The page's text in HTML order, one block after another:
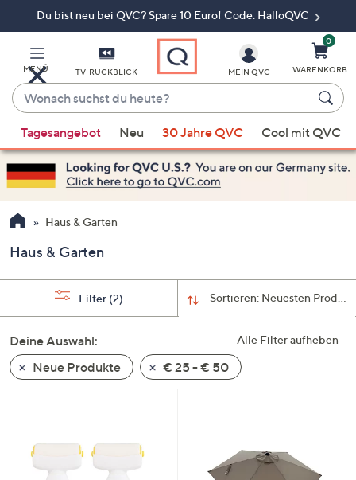
Du bist neu bei QVC? Spare 10 Euro! Code: HalloQVC
MENÜ TV-RÜCKBLICK
Wonach
suchst
du
heute?
Vorschläge
verfügbar
sind,
verwenden
Sie
Pfeiltasten
nach
und
nach
unten
oder
Touch-
Geräten
MEIN QVC
0
WARENKORB
Tagesangebot Neu 30 Jahre QVC Cool mit QVC
Haus & Garten
Haus & Garten
Sortieren: Neuesten
Filter (2)
Alle Filter aufheben
Deine Auswahl:
Neue Produkte
€ 25 - € 50